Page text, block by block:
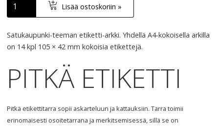
Lisää ostoskoriin »
Satukaupunki-teeman etiketti-arkki. Yhdellä A4-kokoisella arkilla
on 14 kpl 105 × 42 mm kokoisia etikettejä.
PITKÄ ETIKETTI
Pitkä etikettitarra sopii askarteluun ja kattauksiin. Tarra toimii
erinomaisesti osoitetarrana ja merkitsemisessä, sillä se on